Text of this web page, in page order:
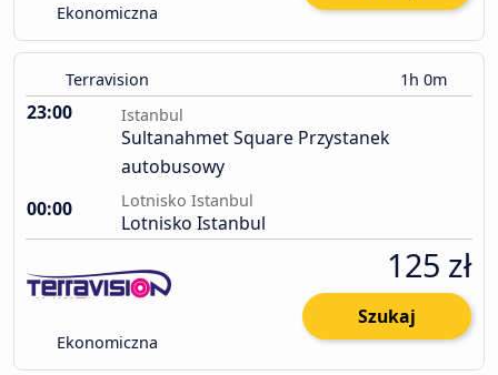
Ekonomiczna
Terravision 1h 0m
23:00 Istanbul
Sultanahmet Square Przystanek
autobusowy
00:00
Lotnisko Istanbul
Lotnisko Istanbul
Ekonomiczna
125 zł
Szukaj